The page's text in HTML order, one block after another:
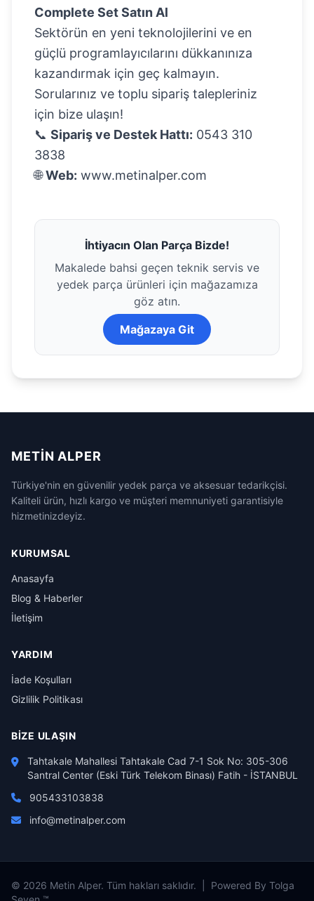
Complete Set Satın Al
Sektörün en yeni teknolojilerini ve en
güçlü programlayıcılarını dükkanınıza
kazandırmak için geç kalmayın.
Sorularınız ve toplu sipariş talepleriniz
için bize ulaşın!
📞 Sipariş ve Destek Hattı: 0543 310
3838
🌐Web: www.metinalper.com
İhtiyacın Olan Parça Bizde!
Makalede bahsi geçen teknik servis ve
yedek parça ürünleri için mağazamıza
göz atın.
Mağazaya Git
METIN ALPER
Türkiye'nin en güvenilir yedek parça ve aksesuar tedarikçisi.
Kaliteli ürün, hızlı kargo ve müşteri memnuniyeti garantisiyle
hizmetinizdeyiz.
KURUMSAL
Anasayfa
Blog & Haberler
İletişim
YARDIM
İade Koşulları
Gizlilik Politikası
BIZE ULAŞIN
Tahtakale Mahallesi Tahtakale Cad 7-1 Sok No: 305-306
Santral Center (Eski Türk Telekom Binası) Fatih - İSTANBUL
905433103838
info@metinalper.com
© 2026 Metin Alper. Tüm hakları saklıdır. | Powered By Tolga